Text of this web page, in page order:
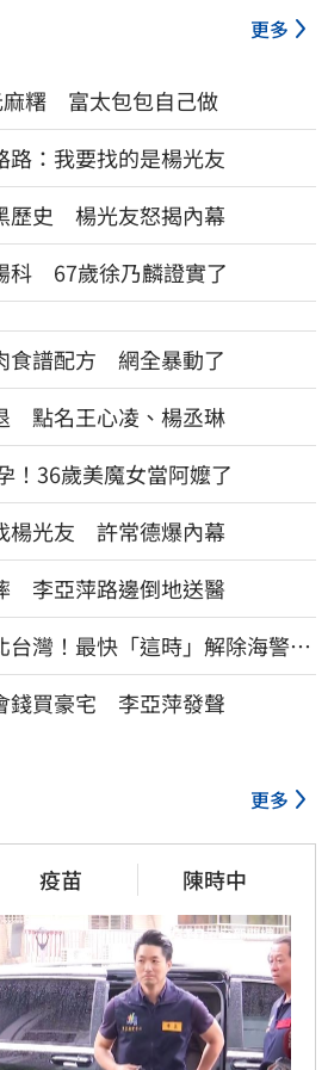
更多
麻糬 富太包包自己做
：我要找的是楊光友
歷史 楊光友怒揭內幕
科 67歲徐乃麟證實了
食譜配方 網全暴動了
點名王心凌、楊丞琳
！36歲美魔女當阿嬤了
楊光友 許常德爆內幕
李亞萍路邊倒地送醫
台灣！最快「這時」解除海警
錢買豪宅 李亞萍發聲
更多
疫苗 陳時中